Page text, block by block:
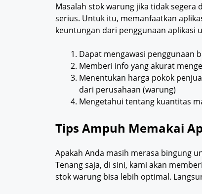
Masalah stok warung jika tidak
serius. Untuk itu, memanfaatkan
keuntungan dari penggunaan aplikasi
Dapat mengawasi penggunaan
Memberi info yang akurat
Menentukan harga pokok
dari perusahaan (warung)
Mengetahui tentang kuantitas
Tips Ampuh Memakai
Apakah Anda masih merasa bingung
Tenang saja, di sini, kami akan
stok warung bisa lebih optimal.